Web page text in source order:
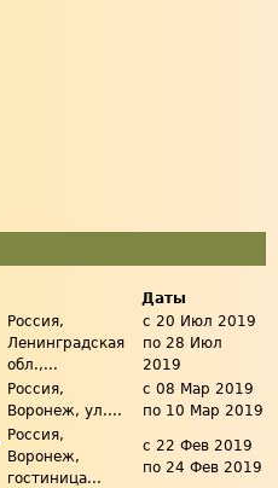
Даты
Россия,
Ленинградская
обл.,...
с 20 Июл 2019
по 28 Июл
2019
Россия,
Воронеж, ул....
с 08 Мар 2019
по 10 Мар 2019
Россия,
Воронеж,
гостиница...
с 22 Фев 2019
по 24 Фев 2019